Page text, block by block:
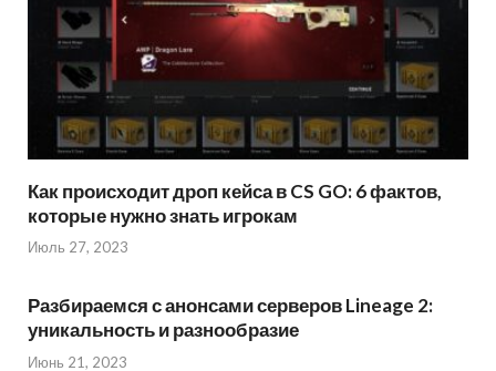
Как происходит дроп кейса в CS GO: 6 фактов,
которые нужно знать игрокам
Июль 27, 2023
Разбираемся с анонсами серверов Lineage 2:
уникальность и разнообразие
Июнь 21, 2023